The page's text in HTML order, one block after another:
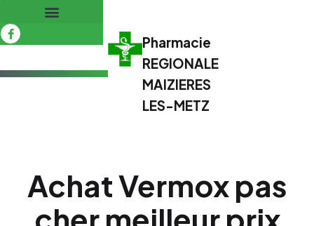
Pharmacie
REGIONALE
MAIZIERES
LES-METZ
Achat Vermox pas